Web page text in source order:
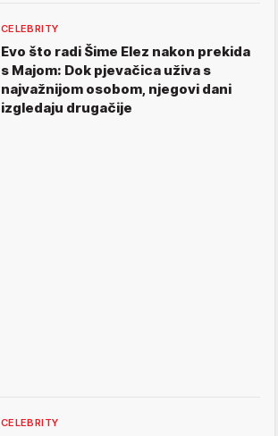
CELEBRITY
Evo što radi Šime Elez nakon prekida
s Majom: Dok pjevačica uživa s
najvažnijom osobom, njegovi dani
izgledaju drugačije
CELEBRITY